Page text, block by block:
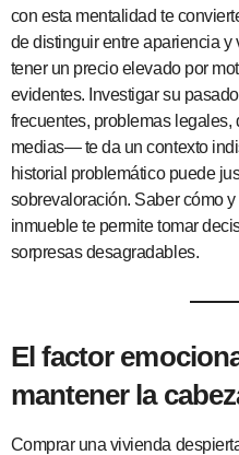
con esta mentalidad te
de distinguir entre apariencia
tener un precio elevado por
evidentes. Investigar su
frecuentes, problemas legales,
medias— te da un contexto
historial problemático puede
sobrevaloración. Saber cómo
inmueble te permite tomar
sorpresas desagradables.
El factor
mantener la
Comprar una vivienda